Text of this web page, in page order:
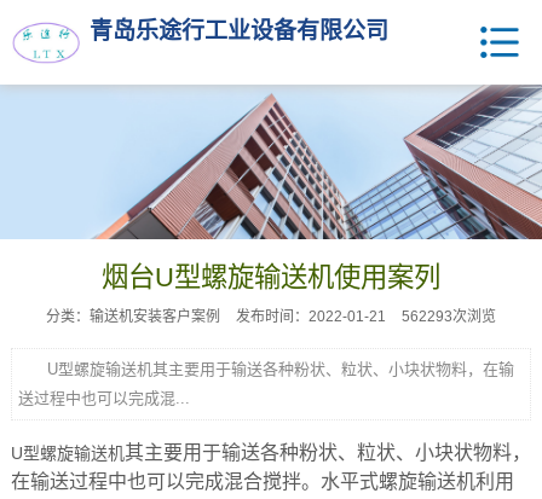
青岛乐途行工业设备有限公司
烟台U型螺旋输送机使用案列
分类：输送机安装客户案例 发布时间：2022-01-21 562293次浏览
U型螺旋输送机其主要用于输送各种粉状、粒状、小块状物料，在输
送过程中也可以完成混...
U型螺旋输送机其主要用于输送各种粉状、粒状、小块状物料，
在输送过程中也可以完成混合搅拌。水平式螺旋输送机利用